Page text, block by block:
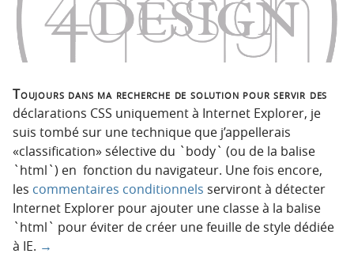
Toujours dans ma recherche de solution pour servir des
déclarations CSS uniquement à Internet Explorer, je
suis tombé sur une technique que j’appellerais
«classification» sélective du `body` (ou de la balise
`html`) en fonction du navigateur. Une fois encore,
les commentaires conditionnels serviront à détecter
Internet Explorer pour ajouter une classe à la balise
`html` pour éviter de créer une feuille de style dédiée
à IE. →